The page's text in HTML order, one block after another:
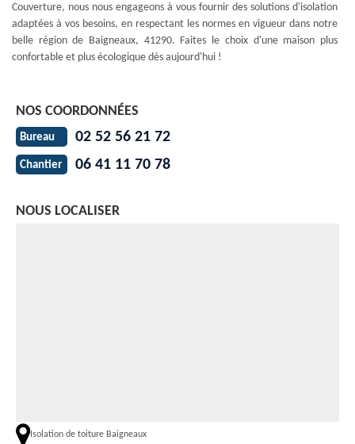
Couverture, nous nous engageons à vous fournir des solutions d'isolation
adaptées à vos besoins, en respectant les normes en vigueur dans notre
belle région de Baigneaux, 41290. Faites le choix d'une maison plus
confortable et plus écologique dès aujourd'hui !
NOS COORDONNÉES
Bureau 02 52 56 21 72
Chantier 06 41 11 70 78
NOUS LOCALISER
Isolation de toiture Baigneaux